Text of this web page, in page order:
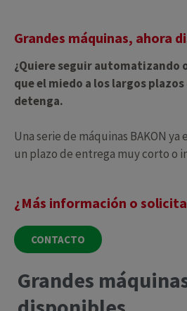
Grandes máquinas, ahora
¿Quiere seguir automatizando
que el miedo a los largos
detenga.
Una serie de máquinas BAKON
un plazo de entrega muy corto o
¿Más información o
CONTACTO
Grandes